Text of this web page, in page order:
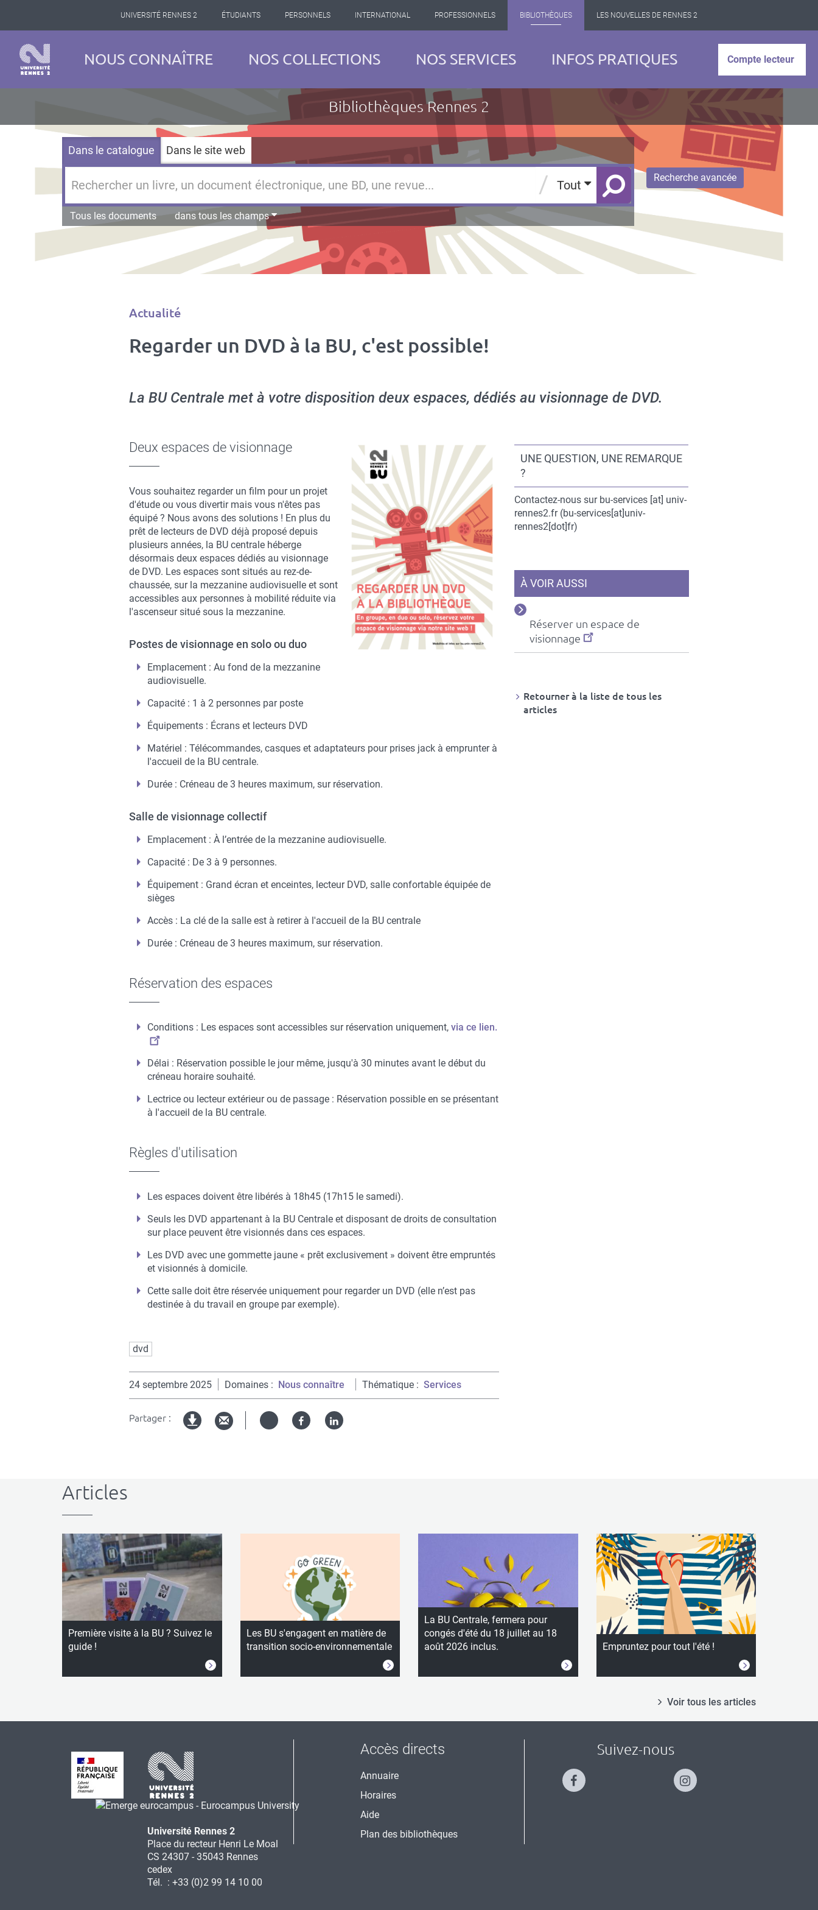
contenu
principal
UNIVERSITÉ RENNES 2 ÉTUDIANTS PERSONNELS INTERNATIONAL PROFESSIONNELS BIBLIOTHÈQUES LES NOUVELLES DE RENNES 2
Navigation
NOUS CONNAÎTRE NOS COLLECTIONS NOS SERVICES INFOS PRATIQUES Compte lecteur
Bibliothèques Rennes 2
Dans le catalogue Dans le site web
/ Tout
Tous les documents dans tous les champs
Recherche avancée
Type
Actualité
Regarder un DVD à la BU, c'est possible!
La BU Centrale met à votre disposition deux espaces, dédiés au visionnage de DVD.
Deux espaces de visionnage
Vous souhaitez regarder un film pour un projet
d'étude ou vous divertir mais vous n'êtes pas
équipé ? Nous avons des solutions ! En plus du
prêt de lecteurs de DVD déjà proposé depuis
plusieurs années, la BU centrale héberge
désormais deux espaces dédiés au visionnage
de DVD. Les espaces sont situés au rez-de-
chaussée, sur la mezzanine audiovisuelle et sont
accessibles aux personnes à mobilité réduite via
l'ascenseur situé sous la mezzanine.
Postes de visionnage en solo ou duo
Emplacement : Au fond de la mezzanine
audiovisuelle.
Capacité : 1 à 2 personnes par poste
Équipements : Écrans et lecteurs DVD
Matériel : Télécommandes, casques et adaptateurs pour prises jack à emprunter à
l'accueil de la BU centrale.
Durée : Créneau de 3 heures maximum, sur réservation.
Salle de visionnage collectif
Emplacement : À l’entrée de la mezzanine audiovisuelle.
Capacité : De 3 à 9 personnes.
Équipement : Grand écran et enceintes, lecteur DVD, salle confortable équipée de
sièges
Accès : La clé de la salle est à retirer à l'accueil de la BU centrale
Durée : Créneau de 3 heures maximum, sur réservation.
Réservation des espaces
Conditions : Les espaces sont accessibles sur réservation uniquement, via ce lien.
Délai : Réservation possible le jour même, jusqu'à 30 minutes avant le début du
créneau horaire souhaité.
Lectrice ou lecteur extérieur ou de passage : Réservation possible en se présentant
à l'accueil de la BU centrale.
Règles d'utilisation
Les espaces doivent être libérés à 18h45 (17h15 le samedi).
Seuls les DVD appartenant à la BU Centrale et disposant de droits de consultation
sur place peuvent être visionnés dans ces espaces.
Les DVD avec une gommette jaune « prêt exclusivement » doivent être empruntés
et visionnés à domicile.
Cette salle doit être réservée uniquement pour regarder un DVD (elle n’est pas
destinée à du travail en groupe par exemple).
Mots
clés
dvd
24 septembre 2025 Domaines Nous connaître Thématique Services
Partager : Twitter FacebookLinked
Blocs
personnalisables
UNE QUESTION, UNE REMARQUE
?
Contenu
du
bloc
Contactez-nous sur bu-services [at] univ-
rennes2.fr(bu-services[at]univ-
rennes2[dot]fr)
À VOIR AUSSI
Réserver un espace de
visionnage
Retourner à la liste de tous les
articles
Articles
Première visite à la BU ? Suivez le
guide !
Les BU s'engagent en matière de
transition socio-environnementale
La BU Centrale, fermera pour
congés d'été du 18 juillet au 18
août 2026 inclus.
Empruntez pour tout l'été !
Voir tous les articles
Université Rennes 2
Place du recteur Henri Le Moal
CS 24307 - 35043 Rennes
cedex
Tél. : +33 (0)2 99 14 10 00
Accès directs
Annuaire
Horaires
Aide
Plan des bibliothèques
Suivez-nous